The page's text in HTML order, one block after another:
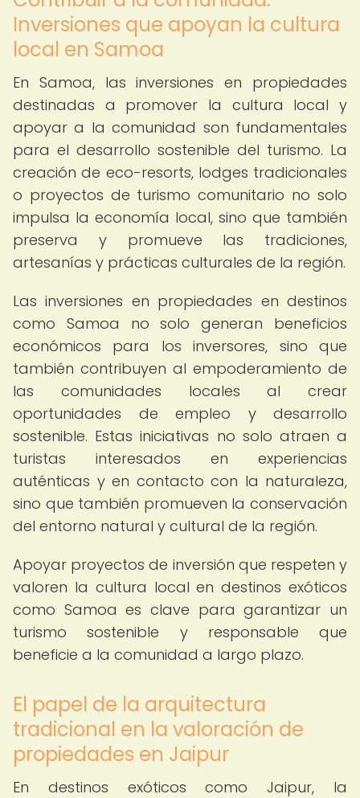
Inversiones que apoyan la cultura
local en Samoa
En Samoa, las inversiones en propiedades
destinadas a promover la cultura local y
apoyar a la comunidad son fundamentales
para el desarrollo sostenible del turismo. La
creación de eco-resorts, lodges tradicionales
o proyectos de turismo comunitario no solo
impulsa la economía local, sino que también
preserva y promueve las tradiciones,
artesanías y prácticas culturales de la región.
Las inversiones en propiedades en destinos
como Samoa no solo generan beneficios
económicos para los inversores, sino que
también contribuyen al empoderamiento de
las comunidades locales al crear
oportunidades de empleo y desarrollo
sostenible. Estas iniciativas no solo atraen a
turistas interesados en experiencias
auténticas y en contacto con la naturaleza,
sino que también promueven la conservación
del entorno natural y cultural de la región.
Apoyar proyectos de inversión que respeten y
valoren la cultura local en destinos exóticos
como Samoa es clave para garantizar un
turismo sostenible y responsable que
beneficie a la comunidad a largo plazo.
El papel de la arquitectura
tradicional en la valoración de
propiedades en Jaipur
En destinos exóticos como Jaipur, la